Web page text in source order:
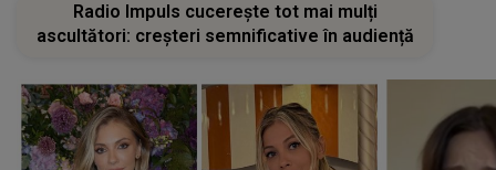
Radio Impuls cucerește tot mai mulți
ascultători: creșteri semnificative în audiență